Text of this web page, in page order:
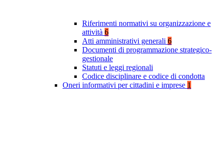
Riferimenti normativi su organizzazione e
attività 6
Atti amministrativi generali 6
Documenti di programmazione strategico-
gestionale
Statuti e leggi regionali
Codice disciplinare e codice di condotta
Oneri informativi per cittadini e imprese 1